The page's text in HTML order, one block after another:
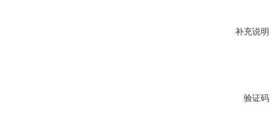
补充说明
验证码